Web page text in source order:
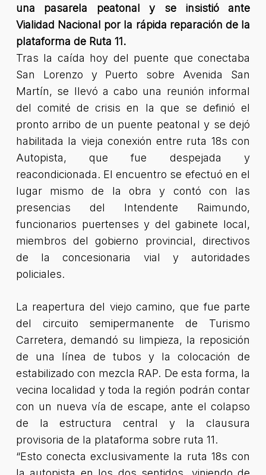
una pasarela peatonal y se insistió ante
Vialidad Nacional por la rápida reparación de la
plataforma de Ruta 11.
Tras la caída hoy del puente que conectaba
San Lorenzo y Puerto sobre Avenida San
Martín, se llevó a cabo una reunión informal
del comité de crisis en la que se definió el
pronto arribo de un puente peatonal y se dejó
habilitada la vieja conexión entre ruta 18s con
Autopista, que fue despejada y
reacondicionada. El encuentro se efectuó en el
lugar mismo de la obra y contó con las
presencias del Intendente Raimundo,
funcionarios puertenses y del gabinete local,
miembros del gobierno provincial, directivos
de la concesionaria vial y autoridades
policiales.
La reapertura del viejo camino, que fue parte
del circuito semipermanente de Turismo
Carretera, demandó su limpieza, la reposición
de una línea de tubos y la colocación de
estabilizado con mezcla RAP. De esta forma, la
vecina localidad y toda la región podrán contar
con un nueva vía de escape, ante el colapso
de la estructura central y la clausura
provisoria de la plataforma sobre ruta 11.
“Esto conecta exclusivamente la ruta 18s con